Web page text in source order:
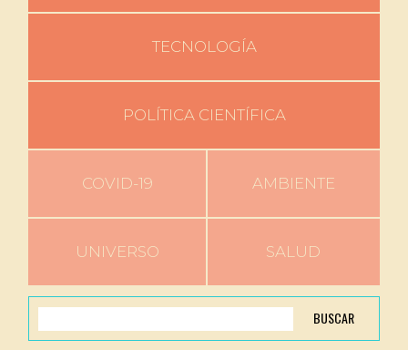
TECNOLOGÍA
POLÍTICA CIENTÍFICA
COVID-19 AMBIENTE
UNIVERSO SALUD
BUSCAR